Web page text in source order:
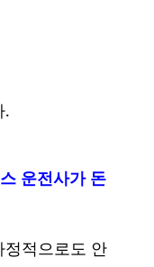
.
운전사가 돈
적으로도 안